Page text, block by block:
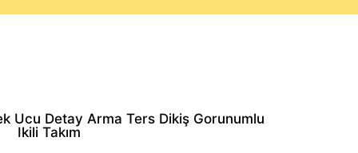
Ucu Detay Arma Ters Dikiş Gorunumlu
Ikili Takım